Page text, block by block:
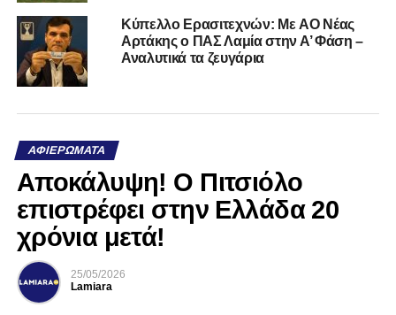
Kύπελλο Ερασιτεχνών: Με AO Nέας
Αρτάκης ο ΠΑΣ Λαμία στην Α’ Φάση –
Αναλυτικά τα ζευγάρια
ΑΦΙΕΡΏΜΑΤΑ
Αποκάλυψη! Ο Πιτσιόλο
επιστρέφει στην Ελλάδα 20
χρόνια μετά!
25/05/2026
Lamiara